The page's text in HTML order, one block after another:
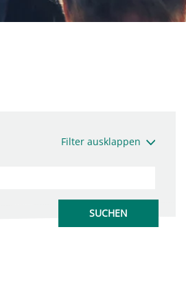
Filter ausklappen